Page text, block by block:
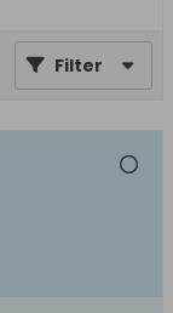
Filter